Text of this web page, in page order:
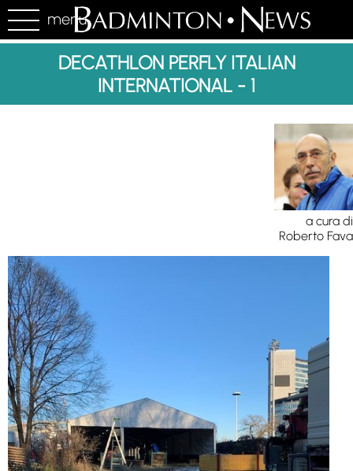
menu
DECATHLON PERFLY ITALIAN
INTERNATIONAL - 1
a cura di
Roberto Fava